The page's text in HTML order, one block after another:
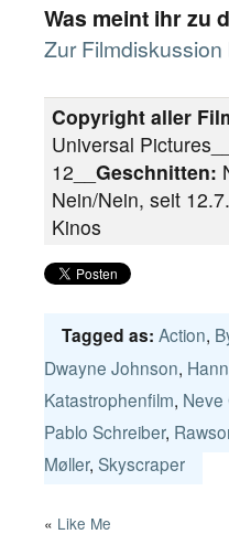
Was meint ihr zu
Zur
Copyright aller
Universal Pictures__
12__ Geschnitten:
Nein/Nein, seit
Kinos
Tagged as: Action,
Dwayne Johnson,
Katastrophenfilm, Neve
Pablo Schreiber,
Møller, Skyscraper
« Like Me